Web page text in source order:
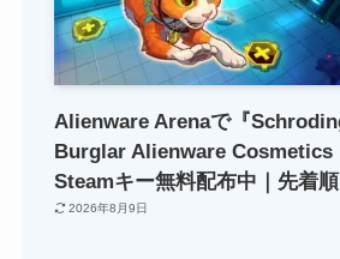
Alienware Arenaで『
Burglar Alienware Cosmetics
Steamキー無料配布中｜先着順
2026年8月9日